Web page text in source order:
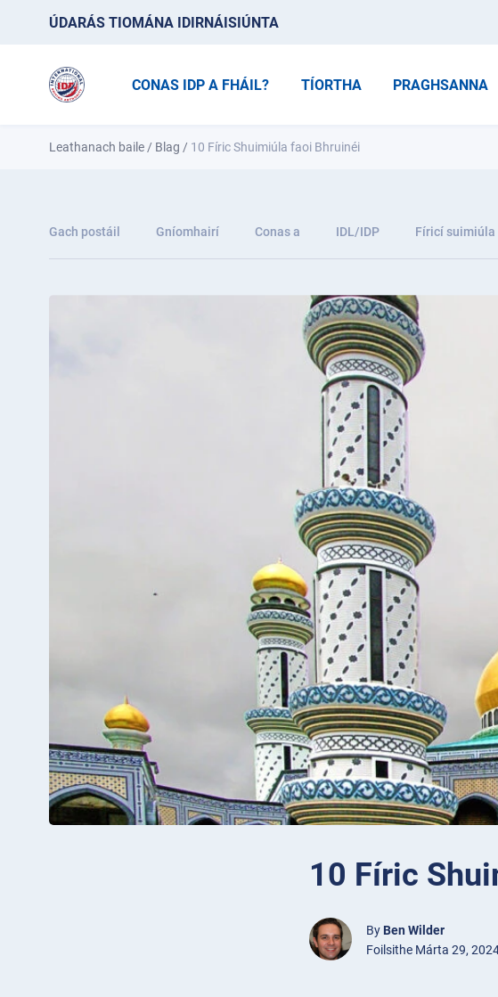
ÚDARÁS TIOMÁNA IDIRNÁISIÚNTA
CONAS IDP A FHÁIL? TÍORTHA PRAGHSANNA
Leathanach baile / Blag / 10 Fíric Shuimiúla faoi Bhruinéi
Gach postáil Gníomhairí Conas a IDL/IDP Fíricí suimiúla
10 Fíric
By Ben Wilder
Foilsithe Márta 29,